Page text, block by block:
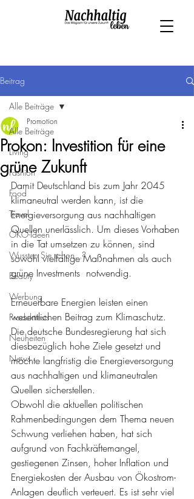
Beitrag
Alle Beiträge
Living
Fashion
Food
Travel
ÖKO-Ideen
Wussten Sie schon...?
Beauty
Werbung
Produkttests
Neuheiten
News
Alle Beiträge
Prokon: Investition für eine
grüne Zukunft
Promotion
Damit Deutschland bis zum Jahr 2045
klimaneutral werden kann, ist die
Energieversorgung aus nachhaltigen
Quellen unerlässlich. Um dieses Vorhaben
in die Tat umsetzen zu können, sind
sowohl vielfältige Maßnahmen als auch
grüne Investments  notwendig.
Erneuerbare Energien leisten einen
wesentlichen Beitrag zum Klimaschutz.
Die deutsche Bundesregierung hat sich
diesbezüglich hohe Ziele gesetzt und
möchte langfristig die Energieversorgung
aus nachhaltigen und klimaneutralen
Quellen sicherstellen.
Obwohl die aktuellen politischen
Rahmenbedingungen dem Thema neuen
Schwung verliehen haben, hat sich
aufgrund von Fachkräftemangel,
gestiegenen Zinsen, hoher Inflation und
Energiekosten der Ausbau von Ökostrom-
Anlagen deutlich verteuert. Es ist sehr viel